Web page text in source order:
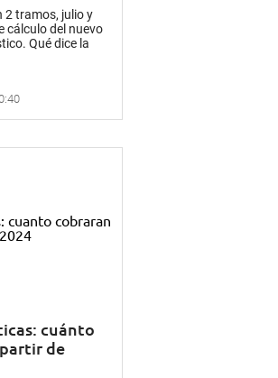
2 tramos, julio y
cálculo del nuevo
Qué dice la
cuánto
de